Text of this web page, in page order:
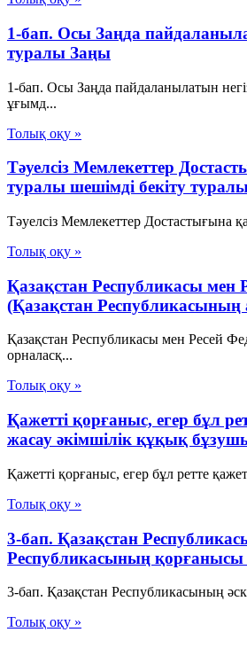
1-бап. Осы Заңда
туралы Заңы
1-бап. Осы Заңда пайдаланылатын
ұғымд...
Толық оқу »
Тәуелсіз Мемлекеттер
туралы шешімді бекіту
Тәуелсіз Мемлекеттер Достастығына
Толық оқу »
Қазақстан Республикасы мен
(Қазақстан Республикасының
Қазақстан Республикасы мен Ресей
орналасқ...
Толық оқу »
Қажетті қорғаныс, егер бұл
жасау әкімшілік құқық
Қажетті қорғаныс, егер бұл ретте
Толық оқу »
3-бап. Қазақстан
Республикасының
3-бап. Қазақстан Республикасының
Толық оқу »